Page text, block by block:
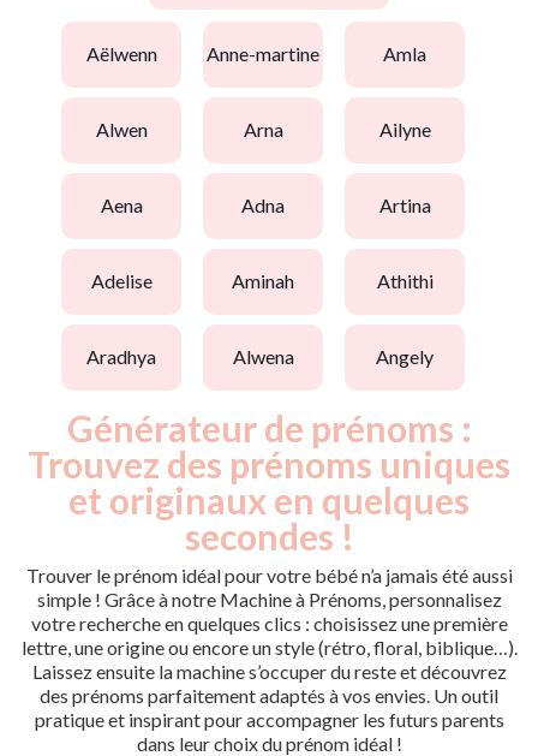
aëlwenn anne-martine amla
alwen arna ailyne
aena adna artina
adelise aminah athithi
aradhya alwena angely
Générateur de prénoms :
Trouvez des prénoms uniques
et originaux en quelques
secondes !
Trouver le prénom idéal pour votre bébé n’a jamais été aussi
simple ! Grâce à notre Machine à Prénoms, personnalisez
votre recherche en quelques clics : choisissez une première
lettre, une origine ou encore un style (rétro, floral, biblique…).
Laissez ensuite la machine s’occuper du reste et découvrez
des prénoms parfaitement adaptés à vos envies. Un outil
pratique et inspirant pour accompagner les futurs parents
dans leur choix du prénom idéal !